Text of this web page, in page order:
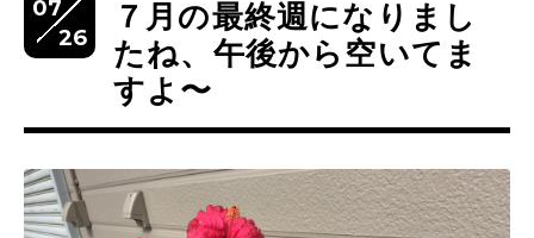
07
26
７月の最終週になりまし
たね、午後から空いてま
すよ〜